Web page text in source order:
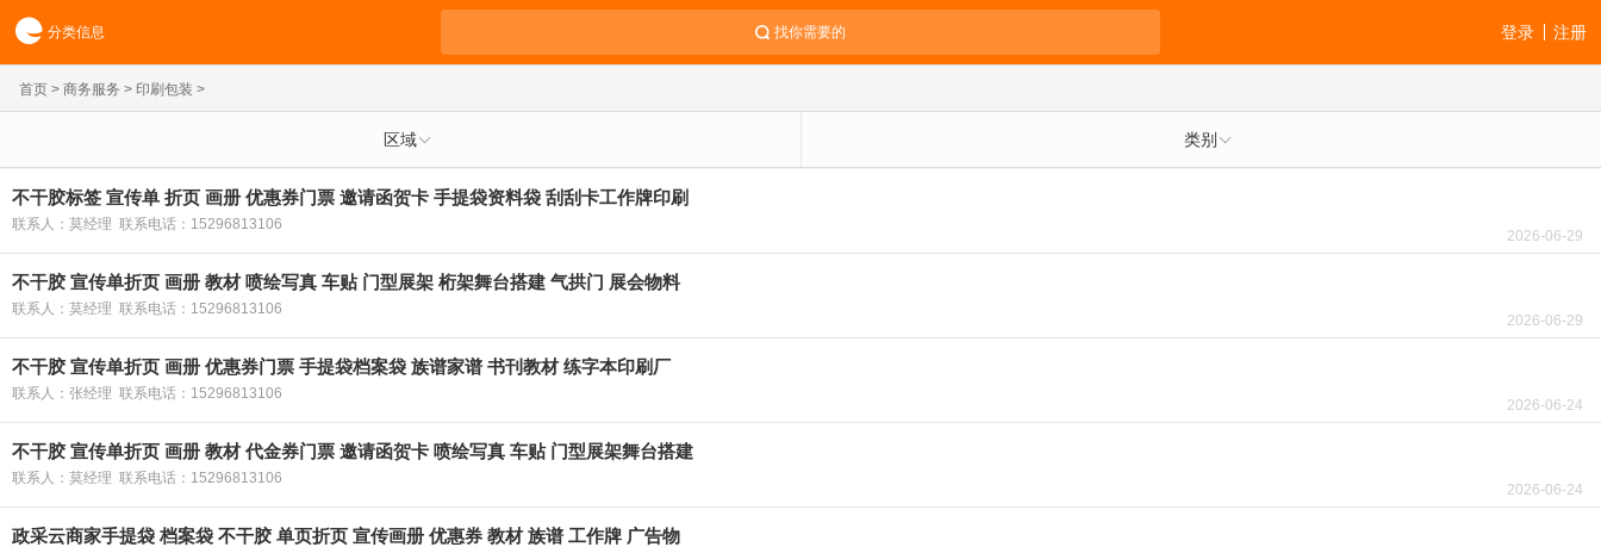
分类信息 找你需要的 注册
登录
首页 > 商务服务 > 印刷包装 >
区域 类别
不干胶标签 宣传单 折页 画册 优惠券门票 邀请函贺卡 手提袋资料袋 刮刮卡工作牌印刷
联系人：莫经理 联系电话：15296813106
2026-06-29
不干胶 宣传单折页 画册 教材 喷绘写真 车贴 门型展架 桁架舞台搭建 气拱门 展会物料
联系人：莫经理 联系电话：15296813106
2026-06-29
不干胶 宣传单折页 画册 优惠券门票 手提袋档案袋 族谱家谱 书刊教材 练字本印刷厂
联系人：张经理 联系电话：15296813106
2026-06-24
不干胶 宣传单折页 画册 教材 代金券门票 邀请函贺卡 喷绘写真 车贴 门型展架舞台搭建
联系人：莫经理 联系电话：15296813106
2026-06-24
政采云商家手提袋 档案袋 不干胶 单页折页 宣传画册 优惠券 教材 族谱 工作牌 广告物